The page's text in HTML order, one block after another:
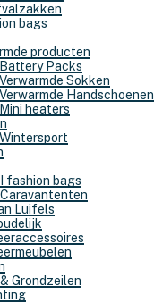
bags
producten
Battery Packs
Verwarmde Sokken
Verwarmde Handschoenen
Mini heaters
Wintersport
fashion bags
Caravantenten
Luifels
Grondzeilen